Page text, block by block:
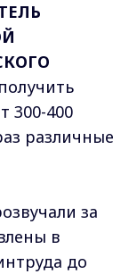
300-400
различные
за
в
до